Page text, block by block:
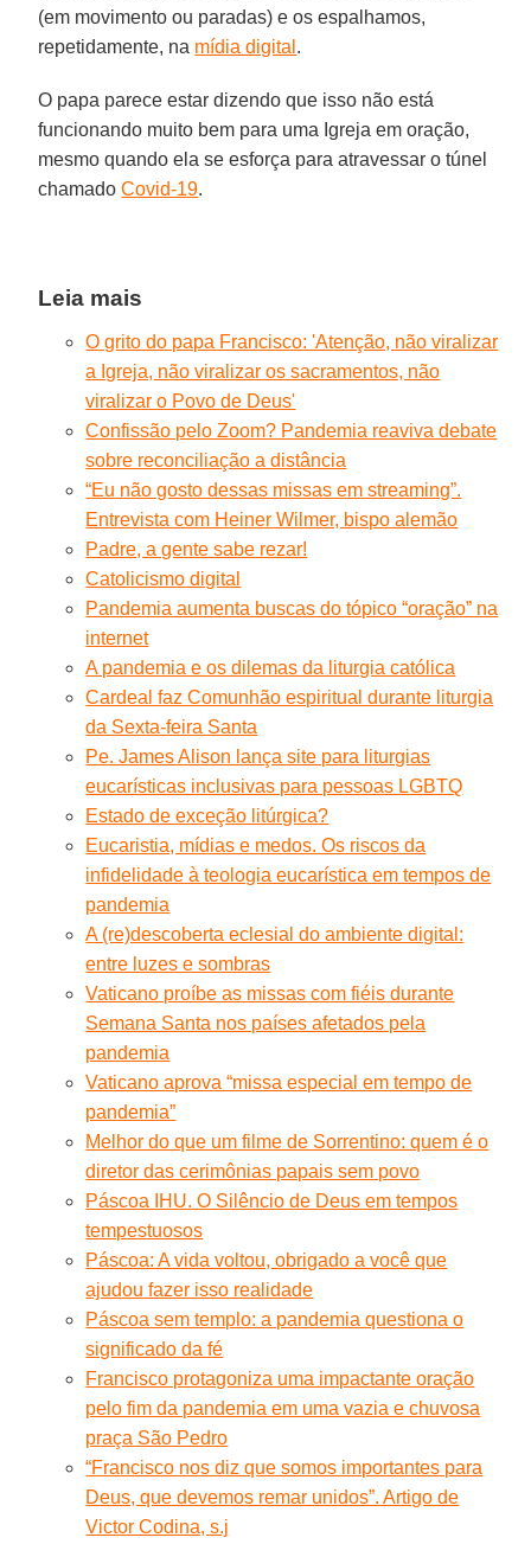
(em movimento ou paradas) e os espalhamos,
repetidamente, na mídia digital .
O papa parece estar dizendo que isso não está
funcionando muito bem para uma Igreja em oração,
mesmo quando ela se esforça para atravessar o túnel
chamadoCovid-19.
Leia mais
O grito do papa Francisco: 'Atenção, não viralizar
a Igreja, não viralizar os sacramentos, não
viralizar o Povo de Deus'
Confissão pelo Zoom? Pandemia reaviva debate
sobre reconciliação a distância
“Eu não gosto dessas missas em streaming”.
Entrevista com Heiner Wilmer, bispo alemão
Padre, a gente sabe rezar!
Catolicismo digital
Pandemia aumenta buscas do tópico “oração” na
internet
A pandemia e os dilemas da liturgia católica
Cardeal faz Comunhão espiritual durante liturgia
da Sexta-feira Santa
Pe. James Alison lança site para liturgias
eucarísticas inclusivas para pessoas LGBTQ
Estado de exceção litúrgica?
Eucaristia, mídias e medos. Os riscos da
infidelidade à teologia eucarística em tempos de
pandemia
A (re)descoberta eclesial do ambiente digital:
entre luzes e sombras
Vaticano proíbe as missas com fiéis durante
Semana Santa nos países afetados pela
pandemia
Vaticano aprova “missa especial em tempo de
pandemia”
Melhor do que um filme de Sorrentino: quem é o
diretor das cerimônias papais sem povo
Páscoa IHU. O Silêncio de Deus em tempos
tempestuosos
Páscoa: A vida voltou, obrigado a você que
ajudou fazer isso realidade
Páscoa sem templo: a pandemia questiona o
significado da fé
Francisco protagoniza uma impactante oração
pelo fim da pandemia em uma vazia e chuvosa
praça São Pedro
“Francisco nos diz que somos importantes para
Deus, que devemos remar unidos”. Artigo de
Victor Codina, s.j